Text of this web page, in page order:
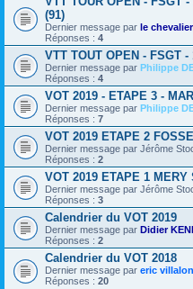
(91)
Dernier message par le
Réponses : 4
VTT TOUT OPEN - FSGT
Dernier message par Philippe
Réponses : 4
VOT 2019 - ETAPE 3 -
Dernier message par Philippe
Réponses : 7
VOT 2019 ETAPE 2
Dernier message par Jérôme
Réponses : 2
VOT 2019 ETAPE 1 MERY
Dernier message par Jérôme
Réponses : 3
Calendrier du VOT 2019
Dernier message par Didier
Réponses : 2
Calendrier du VOT 2018
Dernier message par eric villalon
Réponses : 20